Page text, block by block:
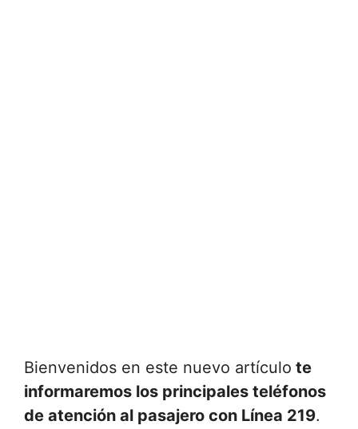
Bienvenidos en este nuevo artículo te
informaremos los principales teléfonos
de atención al pasajero con Línea 219.